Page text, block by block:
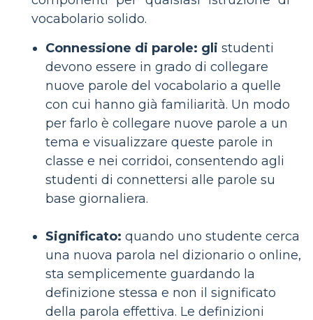
vocabolario solido.
Connessione di parole: gli studenti
devono essere in grado di collegare
nuove parole del vocabolario a quelle
con cui hanno già familiarità. Un modo
per farlo è collegare nuove parole a un
tema e visualizzare queste parole in
classe e nei corridoi, consentendo agli
studenti di connettersi alle parole su
base giornaliera.
Significato: quando uno studente cerca
una nuova parola nel dizionario o online,
sta semplicemente guardando la
definizione stessa e non il significato
della parola effettiva. Le definizioni